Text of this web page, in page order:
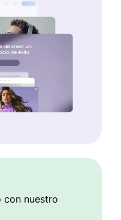
con nuestro